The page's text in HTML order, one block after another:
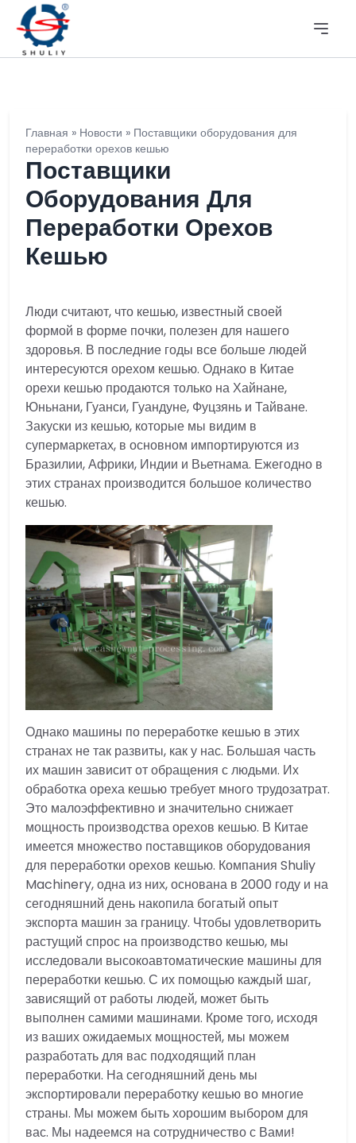
Главная » Новости » Поставщики оборудования для
переработки орехов кешью
Поставщики
Оборудования Для
Переработки Орехов
Кешью
Люди считают, что кешью, известный своей
формой в форме почки, полезен для нашего
здоровья. В последние годы все больше людей
интересуются орехом кешью. Однако в Китае
орехи кешью продаются только на Хайнане,
Юньнани, Гуанси, Гуандуне, Фуцзянь и Тайване.
Закуски из кешью, которые мы видим в
супермаркетах, в основном импортируются из
Бразилии, Африки, Индии и Вьетнама. Ежегодно в
этих странах производится большое количество
кешью.
Однако машины по переработке кешью в этих
странах не так развиты, как у нас. Большая часть
их машин зависит от обращения с людьми. Их
обработка ореха кешью требует много трудозатрат.
Это малоэффективно и значительно снижает
мощность производства орехов кешью. В Китае
имеется множество поставщиков оборудования
для переработки орехов кешью. Компания Shuliy
Machinery, одна из них, основана в 2000 году и на
сегодняшний день накопила богатый опыт
экспорта машин за границу. Чтобы удовлетворить
растущий спрос на производство кешью, мы
исследовали высокоавтоматические машины для
переработки кешью. С их помощью каждый шаг,
зависящий от работы людей, может быть
выполнен самими машинами. Кроме того, исходя
из ваших ожидаемых мощностей, мы можем
разработать для вас подходящий план
переработки. На сегодняшний день мы
экспортировали переработку кешью во многие
страны. Мы можем быть хорошим выбором для
вас. Мы надеемся на сотрудничество с Вами!